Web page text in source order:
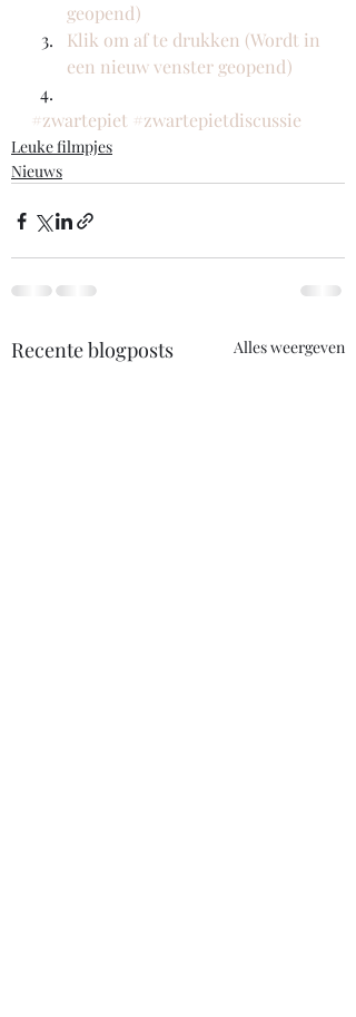
geopend)
Klik om af te drukken (Wordt in
een nieuw venster geopend)
#zwartepiet #zwartepietdiscussie
Leuke filmpjes
Nieuws
Recente blogposts Alles weergeven